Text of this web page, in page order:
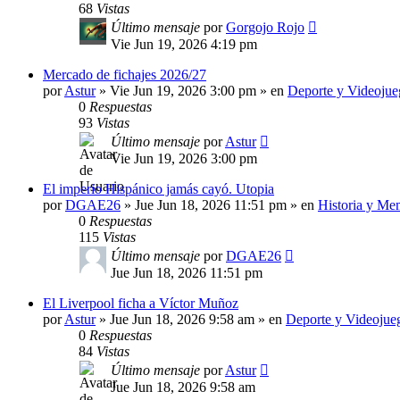
68 Vistas
Último mensaje porGorgojo Rojo
Vie Jun 19, 2026 4:19 pm
Mercado de fichajes 2026/27
porAstur» Vie Jun 19, 2026 3:00 pm » en Deporte y
0 Respuestas
93 Vistas
Último mensaje porAstur
Vie Jun 19, 2026 3:00 pm
El imperio Hispánico jamás cayó. Utopia
porDGAE26 » Jue Jun 18, 2026 11:51 pm » en Historia y
0 Respuestas
115 Vistas
Último mensaje porDGAE26
Jue Jun 18, 2026 11:51 pm
El Liverpool ficha a Víctor Muñoz
porAstur» Jue Jun 18, 2026 9:58 am » en Deporte y
0 Respuestas
84 Vistas
Último mensaje porAstur
Jue Jun 18, 2026 9:58 am